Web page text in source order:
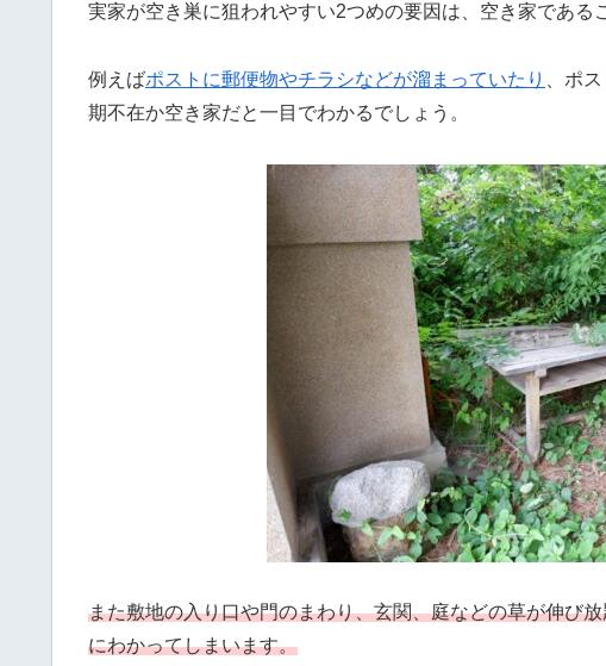
実家が空き巣に狙われやすい2つめの要因は、空き家である
例えばポストに郵便物やチラシなどが溜まっていたり
、ポ
期不在か空き家だと一目でわかるでしょう。
また敷地の入り口や門のまわり、玄関、庭などの草が伸び
にわかってしまいます。